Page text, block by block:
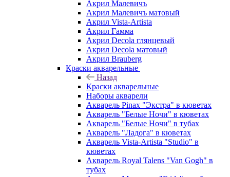
Акрил Малевичъ
Акрил Малевичъ матовый
Акрил Vista-Artista
Акрил Гамма
Акрил Decola глянцевый
Акрил Decola матовый
Акрил Brauberg
Краски акварельные
Назад
Краски акварельные
Наборы акварели
Акварель Pinax "Экстра" в кюветах
Акварель "Белые Ночи" в кюветах
Акварель "Белые Ночи" в тубах
Акварель "Ладога" в кюветах
Акварель Vista-Artista "Studio" в
кюветах
Акварель Royal Talens "Van Gogh" в
тубах